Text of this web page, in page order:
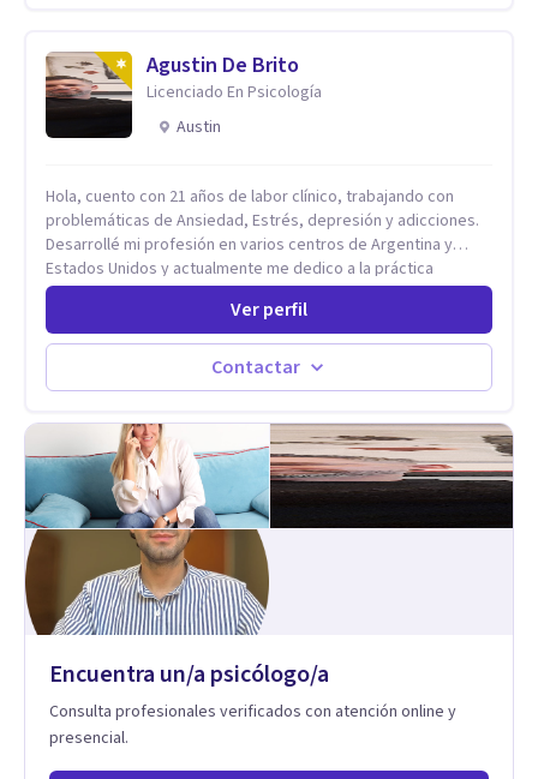
Agustin De Brito
Licenciado En Psicología
Austin
Hola, cuento con 21 años de labor clínico, trabajando con
problemáticas de Ansiedad, Estrés, depresión y adicciones.
Desarrollé mi profesión en varios centros de Argentina y
Estados Unidos y actualmente me dedico a la práctica
privada. Utilizo terapias cognitivas conductuales basadas en
evidencia científica con comprobados resultados. Los
objetivos terapéuticos están centrados en brindar
herramientas concretas para el cambio, que permitan
desarrollar nuevas habilidades y estrategias basadas en la
Ver perfil
Contactar
Encuentra un/a psicólogo/a
Consulta profesionales verificados con atención online y
presencial.